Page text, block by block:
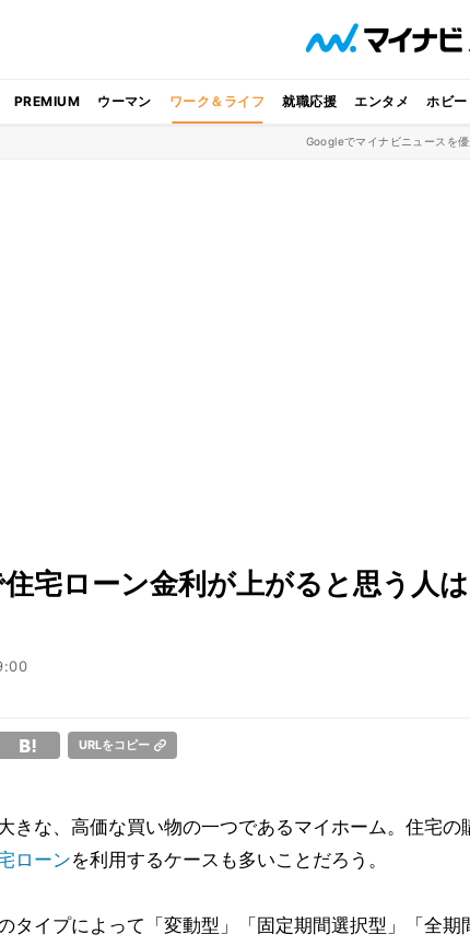
PREMIUM ウーマン ワーク＆ライフ 就職応援 エンタメ ホビー
Googleでマイナビニュースを
宅ローン金利が上がると思う人
URLをコピー
きな、高価な買い物の一つであるマイホーム。住宅の
ローンを利用するケースも多いことだろう。
タイプによって「変動型」「固定期間選択型」「全期